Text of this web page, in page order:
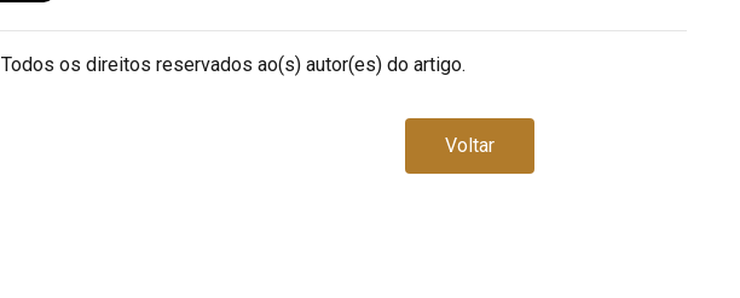
Todos os direitos reservados ao(s) autor(es) do artigo.
Voltar